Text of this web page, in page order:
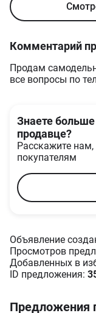
Комментарий
Продам
все вопросы по
Знаете
продавце?
Расскажите
покупателям
Объявление
Просмотров
Добавленных в
ID предложения:
Предложения